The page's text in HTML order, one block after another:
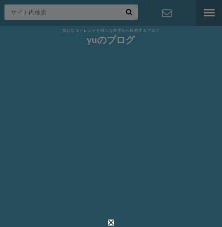
気になるトレンドを様々な角度から観察するブログ
yuのブログ